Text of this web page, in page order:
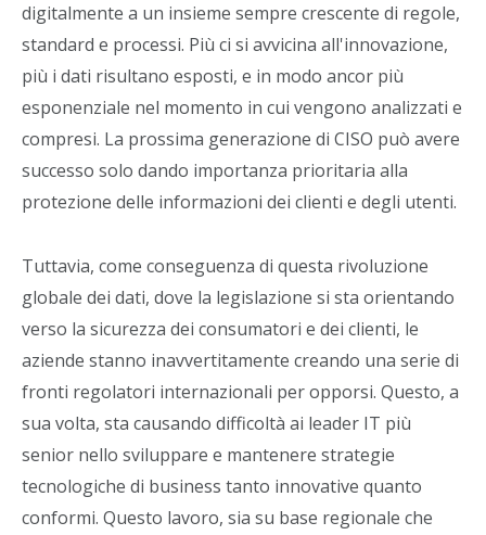
digitalmente a un insieme sempre crescente di regole,
standard e processi. Più ci si avvicina all'innovazione,
più i dati risultano esposti, e in modo ancor più
esponenziale nel momento in cui vengono analizzati e
compresi. La prossima generazione di CISO può avere
successo solo dando importanza prioritaria alla
protezione delle informazioni dei clienti e degli utenti.
Tuttavia, come conseguenza di questa rivoluzione
globale dei dati, dove la legislazione si sta orientando
verso la sicurezza dei consumatori e dei clienti, le
aziende stanno inavvertitamente creando una serie di
fronti regolatori internazionali per opporsi. Questo, a
sua volta, sta causando difficoltà ai leader IT più
senior nello sviluppare e mantenere strategie
tecnologiche di business tanto innovative quanto
conformi. Questo lavoro, sia su base regionale che